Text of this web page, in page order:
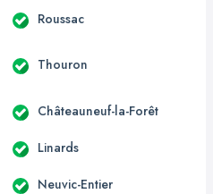
Roussac
Thouron
Châteauneuf-la-Forêt
Linards
Neuvic-Entier